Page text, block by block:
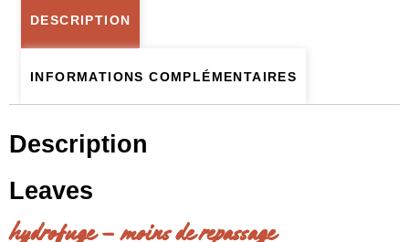
DESCRIPTION
INFORMATIONS COMPLÉMENTAIRES
Description
Leaves